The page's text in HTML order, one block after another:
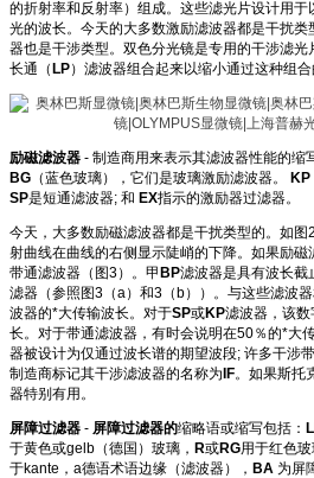
的折射率和反射率）组成。这些滤光片设计用
光的波长。今天的大多数激励滤波器都是干扰
器也是干涉类型。双色分光镜是专用的干涉滤光
长通（LP）滤波器组合起来以缩小通过这种组合
励磁滤波器 - 制造商用来表示其滤波器性能的缩
BG （蓝色玻璃），它们是玻璃激励滤波器。 KP
SP是短通滤波器; 和 EX指示的激励器过滤器。
今天，大多数励磁滤波器都是干扰类型的。如图
射曲线在曲线的右侧显示陡峭的下降。如果励磁
带通滤波器（图3）。甲BP滤波器是具有波长截
滤器（参照图3（a）和3（b））。与这些滤波
波器的*大传输波长。对于SP或KP滤波器，该
长。对于带通滤波器，有时会说明在50％的*大
器被设计为仅通过波长谱的期望波段; 许多干涉
制造商标记其干涉滤波器的名称为IF。如果斯托
器特别有用。
屏障过滤器 - 屏障过滤器的缩略语或缩写包括：
于黄色或gelb（德国）玻璃， R或RG用于红色玻
于kante，a德语术语边缘（滤波器）， BA 为屏